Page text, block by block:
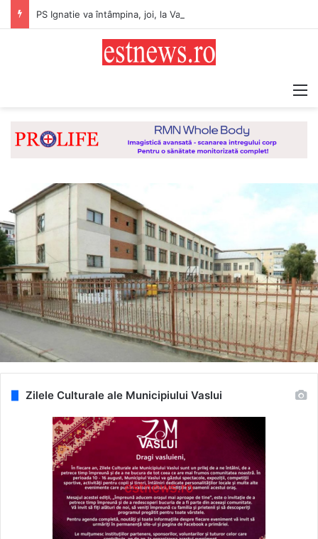
Zilele Culturale ale Municipiului Vaslui